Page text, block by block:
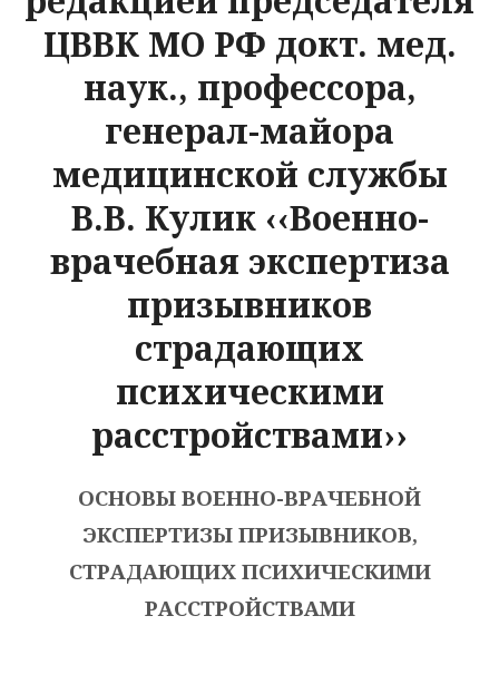
ЦВВК МО РФ докт. мед.
наук., профессора,
генерал-майора
медицинской службы
В.В. Кулик ‹‹Военно-
врачебная экспертиза
призывников
страдающих
психическими
расстройствами››
ОСНОВЫ ВОЕННО-ВРАЧЕБНОЙ
ЭКСПЕРТИЗЫ ПРИЗЫВНИКОВ,
СТРАДАЮЩИХ ПСИХИЧЕСКИМИ
РАССТРОЙСТВАМИ